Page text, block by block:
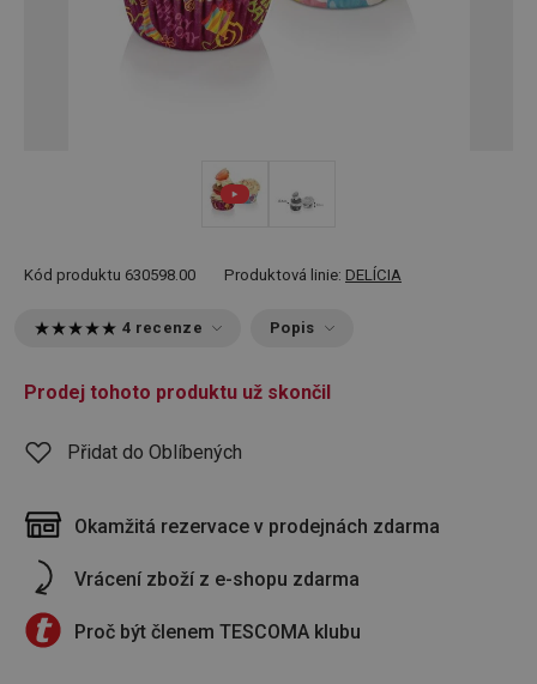
Kód produktu 630598.00 Produktová linie: DELÍCIA
4 recenze Popis
Prodej tohoto produktu už skončil
Přidat do Oblíbených
Okamžitá rezervace v prodejnách zdarma
Vrácení zboží z e-shopu zdarma
Proč být členem TESCOMA klubu